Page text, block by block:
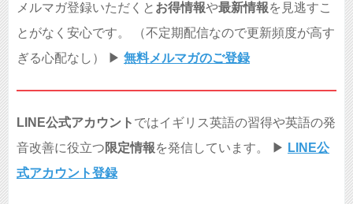
メルマガ登録いただくと お得情報や最新情報を見逃すこ
とがなく安心です。 （不定期配信なので更新頻度が高す
ぎる心配なし） ▶︎ 無料メルマガのご登録
LINE公式アカウント ではイギリス英語の習得や英語の発
音改善に役立つ 限定情報を発信しています。 ▶︎ LINE公
式アカウント登録